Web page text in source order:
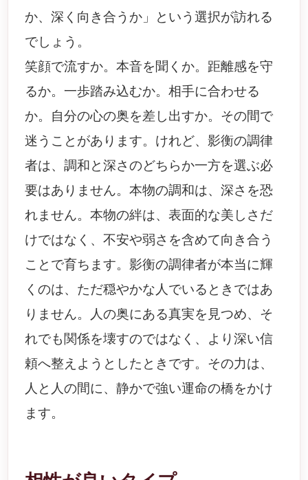
か、深く向き合うか」という選択が訪れる
でしょう。
笑顔で流すか。本音を聞くか。距離感を守
るか。一歩踏み込むか。相手に合わせる
か。自分の心の奥を差し出すか。その間で
迷うことがあります。けれど、影衡の調律
者は、調和と深さのどちらか一方を選ぶ必
要はありません。本物の調和は、深さを恐
れません。本物の絆は、表面的な美しさだ
けではなく、不安や弱さを含めて向き合う
ことで育ちます。影衡の調律者が本当に輝
くのは、ただ穏やかな人でいるときではあ
りません。人の奥にある真実を見つめ、そ
れでも関係を壊すのではなく、より深い信
頼へ整えようとしたときです。その力は、
人と人の間に、静かで強い運命の橋をかけ
ます。